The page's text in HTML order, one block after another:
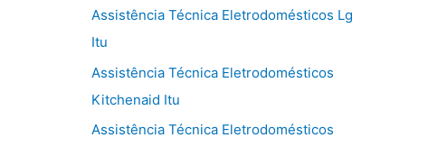
Assistência Técnica Eletrodomésticos Lg
Itu
Assistência Técnica Eletrodomésticos
Kitchenaid Itu
Assistência Técnica Eletrodomésticos